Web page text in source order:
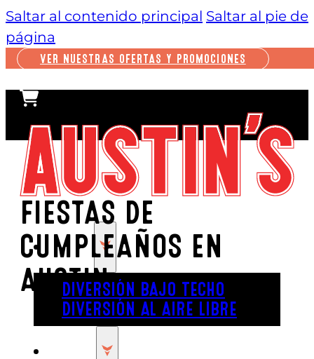
Saltar al contenido principal Saltar al pie de
página
VER NUESTRAS OFERTAS Y PROMOCIONES
JUGAR
DIVERSIÓN BAJO TECHO
DIVERSIÓN AL AIRE LIBRE
FIESTAS DE
CUMPLEAÑOS EN
AUSTIN